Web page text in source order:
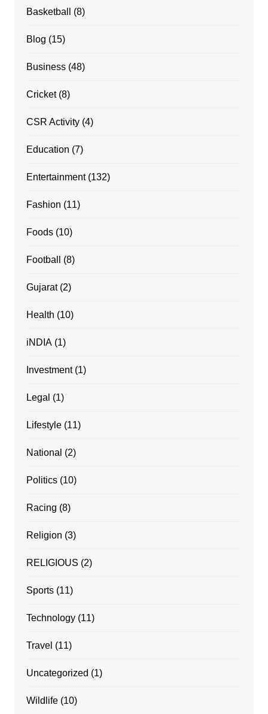
Basketball (8)
Blog (15)
Business(48)
Cricket(8)
CSR Activity(4)
Education (7)
Entertainment(132)
Fashion (11)
Foods(10)
Football (8)
Gujarat(2)
Health (10)
iNDIA(1)
Investment(1)
Legal (1)
Lifestyle(11)
National (2)
Politics(10)
Racing (8)
Religion (3)
RELIGIOUS (2)
Sports(11)
Technology(11)
Travel (11)
Uncategorized (1)
Wildlife(10)